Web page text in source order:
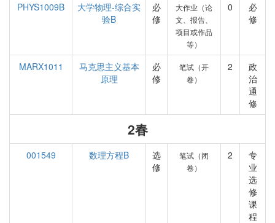
PHYS1009B
大学物理-综合实
验B
必
修
大作业（论
文、报告、
项目或作品
等）
0
必
修
MARX1011
马克思主义基本
原理
必
修
笔试（开
卷）
2
政
治
通
修
2春
001549 数理方程B
选
修
笔试（闭
卷）
2
专
业
选
修
课
程